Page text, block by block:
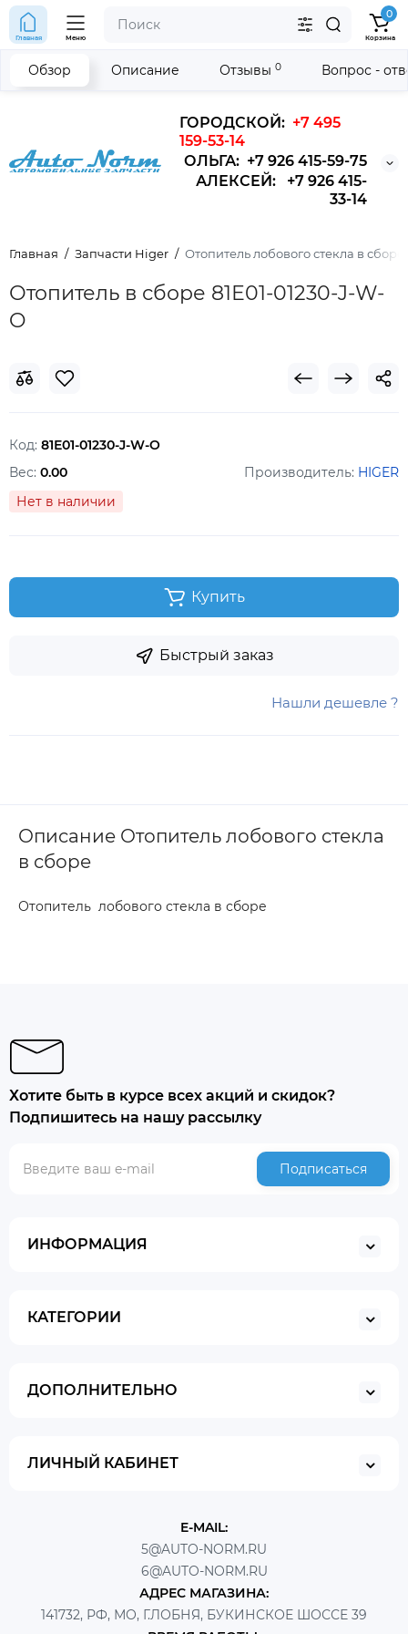
ГОРОДСКОЙ: +7 495
159-53-14
ОЛЬГА: +7 926 415-59-75
АЛЕКСЕЙ: +7 926 415-
33-14
Главная Меню
0
Корзина
Главная Запчасти Higer Отопитель лобового стекла в сборе
Отопитель в сборе 81Е01-01230-J-W-
O
Обзор Описание Отзывы 0 Вопрос -
Код: 81Е01-01230-J-W-O
Производитель: HIGER
Нет в наличии
Вес: 0.00
Купить
Быстрый заказ
Нашли дешевле ?
Описание Отопитель лобового стекла
в сборе
Отопитель лобового стекла в сборе
Хотите быть в курсе всех акций и скидок?
Подпишитесь на нашу рассылку
Подписаться
ИНФОРМАЦИЯ
КАТЕГОРИИ
ДОПОЛНИТЕЛЬНО
ЛИЧНЫЙ КАБИНЕТ
E-MAIL:
5@AUTO-NORM.RU
6@AUTO-NORM.RU
АДРЕС МАГАЗИНА:
141732, РФ, МО, Г.ЛОБНЯ, БУКИНСКОЕ ШОССЕ 39